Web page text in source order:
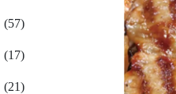
(57)
(17)
(21)